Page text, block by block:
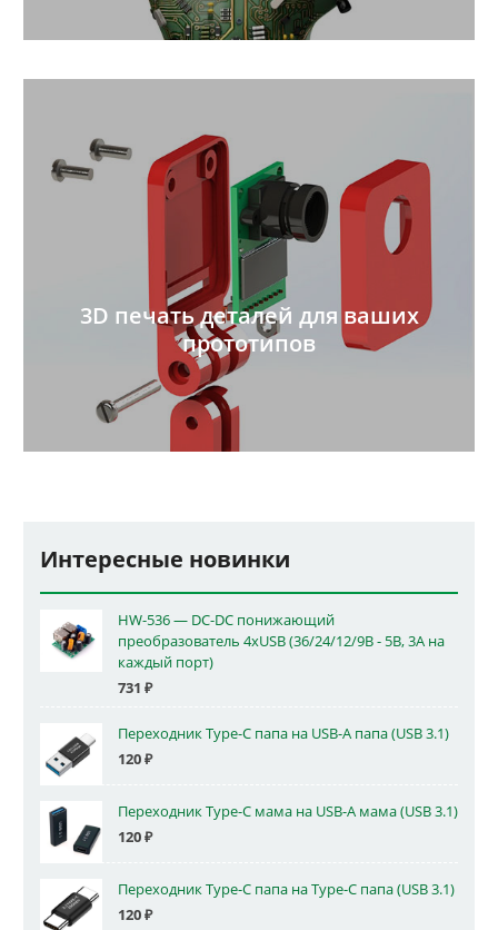
3D печать деталей для ваших
прототипов
Интересные новинки
HW-536 — DC-DC понижающий
преобразователь 4xUSB (36/24/12/9В - 5В, 3А на
каждый порт)
731 ₽
Переходник Type-C папа на USB-A папа (USB 3.1)
120₽
Переходник Type-C мама на USB-A мама (USB 3.1)
120₽
Переходник Type-C папа на Type-C папа (USB 3.1)
120₽